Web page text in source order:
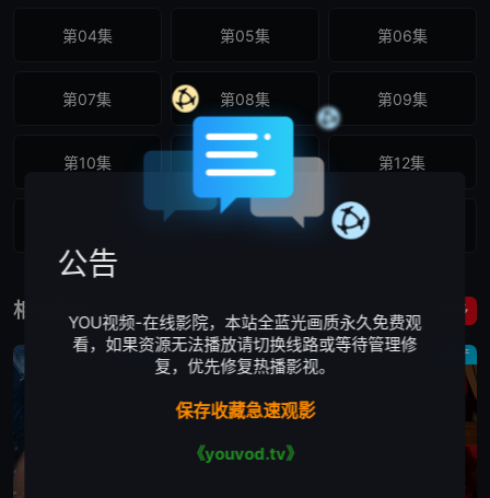
第04集 第05集 第06集
第07集 第08集 第09集
第10集 第11集 第12集
第14集
第19集 第20集 第21集
相关影片 更多
国产 国产 国产
公告
YOU视频-在线影院，本站全蓝光画质永久免费观
看，如果资源无法播放请切换线路或等待管理修
复，优先修复热播影视。
保存收藏急速观影
《youvod.tv》